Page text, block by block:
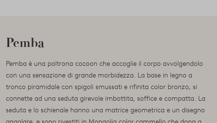
Pemba
Pemba è una poltrona cocoon che accoglie il corpo avvolgendolo
con una sensazione di grande morbidezza. La base in legno a
tronco piramidale con spigoli smussati e rifinita color bronzo, si
connette ad una seduta girevole imbottita, soffice e compatta. La
seduta e lo schienale hanno una matrice geometrica e un disegno